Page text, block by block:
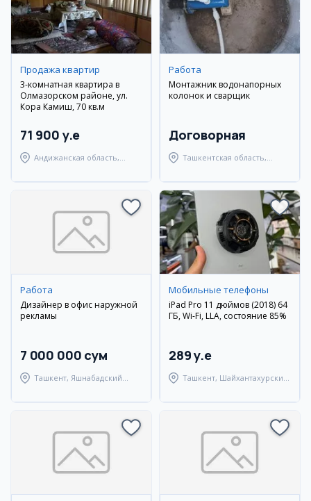
Продажа квартир
3-комнатная квартира в
Олмазорском районе, ул.
Кора Камиш, 70 кв.м
71 900 y.e
Андижанская область,
Работа
Монтажник водонапорных
колонок и сварщик
Договорная
Ташкентская область,
Работа
Дизайнер в офис наружной
рекламы
7 000 000 сум
Ташкент, Яшнабадский
Мобильные телефоны
iPad Pro 11 дюймов (2018) 64
ГБ, Wi-Fi, LLA, состояние 85%
289 y.e
Ташкент, Шайхантахурский